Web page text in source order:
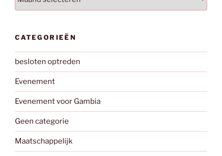
CATEGORIEËN
besloten optreden
Evenement
Evenement voor Gambia
Geen categorie
Maatschappelijk